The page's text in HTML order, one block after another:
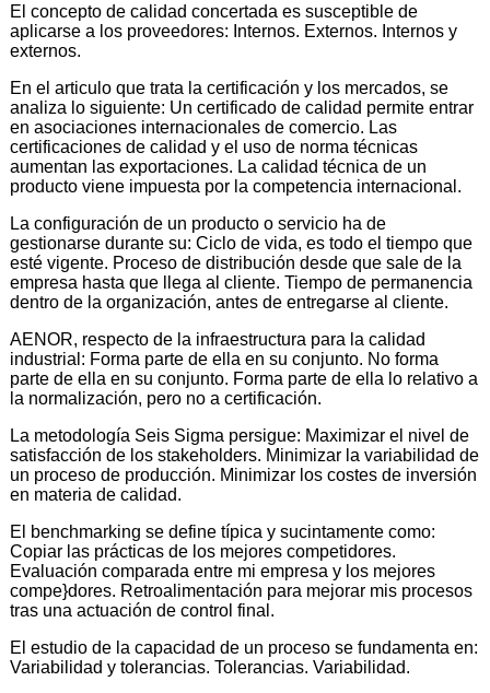
El concepto de calidad concertada es susceptible de
aplicarse a los proveedores: Internos. Externos. Internos y
externos.
En el articulo que trata la certificación y los mercados, se
analiza lo siguiente: Un certificado de calidad permite entrar
en asociaciones internacionales de comercio. Las
certificaciones de calidad y el uso de norma técnicas
aumentan las exportaciones. La calidad técnica de un
producto viene impuesta por la competencia internacional.
La configuración de un producto o servicio ha de
gestionarse durante su: Ciclo de vida, es todo el tiempo que
esté vigente. Proceso de distribución desde que sale de la
empresa hasta que llega al cliente. Tiempo de permanencia
dentro de la organización, antes de entregarse al cliente.
AENOR, respecto de la infraestructura para la calidad
industrial: Forma parte de ella en su conjunto. No forma
parte de ella en su conjunto. Forma parte de ella lo relativo a
la normalización, pero no a certificación.
La metodología Seis Sigma persigue: Maximizar el nivel de
satisfacción de los stakeholders. Minimizar la variabilidad de
un proceso de producción. Minimizar los costes de inversión
en materia de calidad.
El benchmarking se define típica y sucintamente como:
Copiar las prácticas de los mejores competidores.
Evaluación comparada entre mi empresa y los mejores
compe}dores. Retroalimentación para mejorar mis procesos
tras una actuación de control final.
El estudio de la capacidad de un proceso se fundamenta en:
Variabilidad y tolerancias. Tolerancias. Variabilidad.